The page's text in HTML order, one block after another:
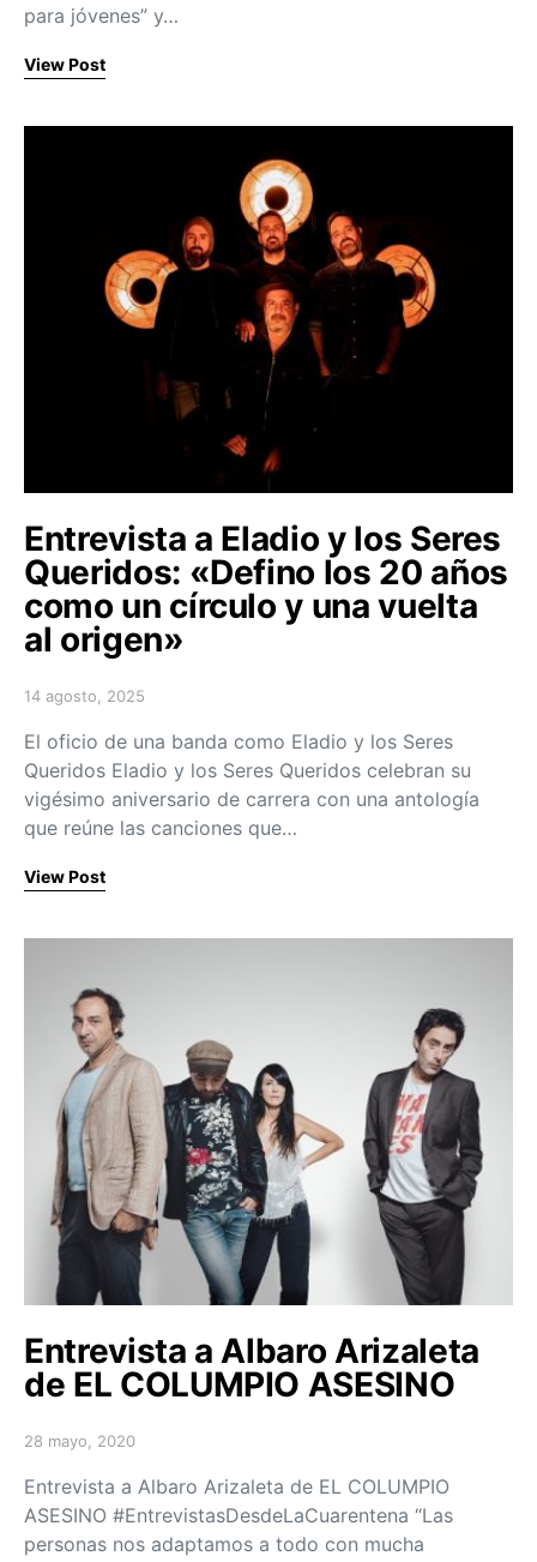
para jóvenes” y…
View Post
Entrevista a Eladio y los Seres
Queridos: «Defino los 20 años
como un círculo y una vuelta
al origen»
Posted on
14 agosto, 2025
El oficio de una banda como Eladio y los Seres
Queridos Eladio y los Seres Queridos celebran su
vigésimo aniversario de carrera con una antología
que reúne las canciones que…
View Post
Entrevista a Albaro Arizaleta
de EL COLUMPIO ASESINO
Posted on
28 mayo, 2020
Entrevista a Albaro Arizaleta de EL COLUMPIO
ASESINO #EntrevistasDesdeLaCuarentena “Las
personas nos adaptamos a todo con mucha